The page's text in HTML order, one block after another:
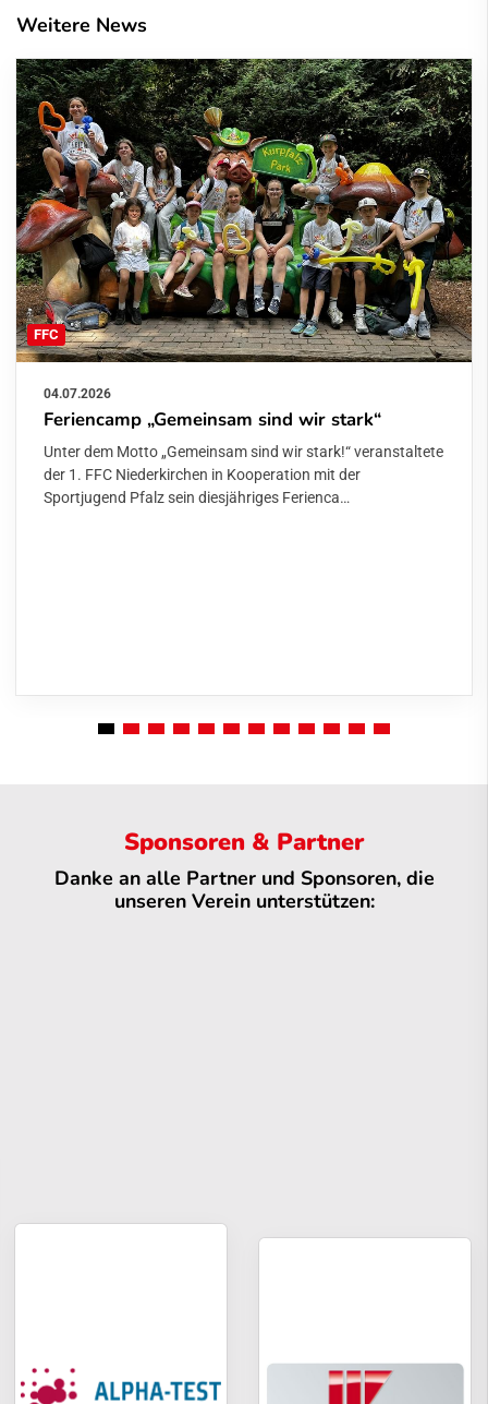
Weitere News
FFC
04.07.2026
Feriencamp „Gemeinsam sind wir stark“
Unter dem Motto „Gemeinsam sind wir stark!“ veranstaltete
der 1. FFC Niederkirchen in Kooperation mit der
Sportjugend Pfalz sein diesjähriges Ferienca…
Sponsoren & Partner
Danke an alle Partner und Sponsoren, die
unseren Verein unterstützen: